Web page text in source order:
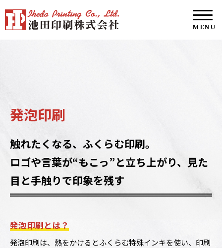
発泡印刷
触れたくなる、ふくらむ印刷。
ロゴや言葉が“もこっ”と立ち上がり、見た
目と手触りで印象を残す
発泡印刷とは？
発泡印刷は、熱をかけるとふくらむ特殊インキを使い、印刷